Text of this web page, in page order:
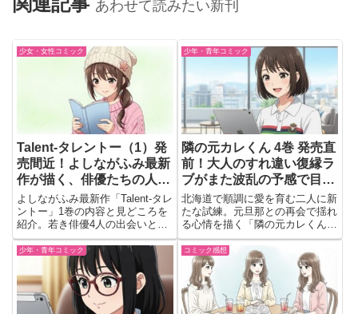
あわせて読みたい新刊
少女・女性コミック
Talent-タレントー（1）発
売間近！よしながふみ最新
作が描く、俳優たちの人生
と葛藤が刺さりすぎる予
感…🎭✨
よしながふみ最新作「Talent-タレ
ントー」1巻の内容と見どころを
紹介。若き俳優4人の出会いと葛
藤、交差する人生を描く感動群像
劇をレビュー。
少年・青年コミック
隣の元カレくん 4巻 発売直
前！大人のすれ違い復縁ラ
ブがまた波乱の予感で目が
離せない💔❄️
北海道で順調に愛を育む二人に新
たな試練。元旦那との再会で揺れ
る心情を描く「隣の元カレくん」
第4巻の注目ポイント。
少年・青年コミック コミック感想